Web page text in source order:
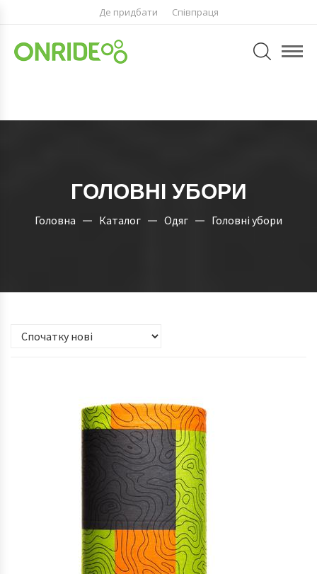
Де придбати Співпраця
ГОЛОВНІ УБОРИ
Головна Каталог Одяг Головні убори